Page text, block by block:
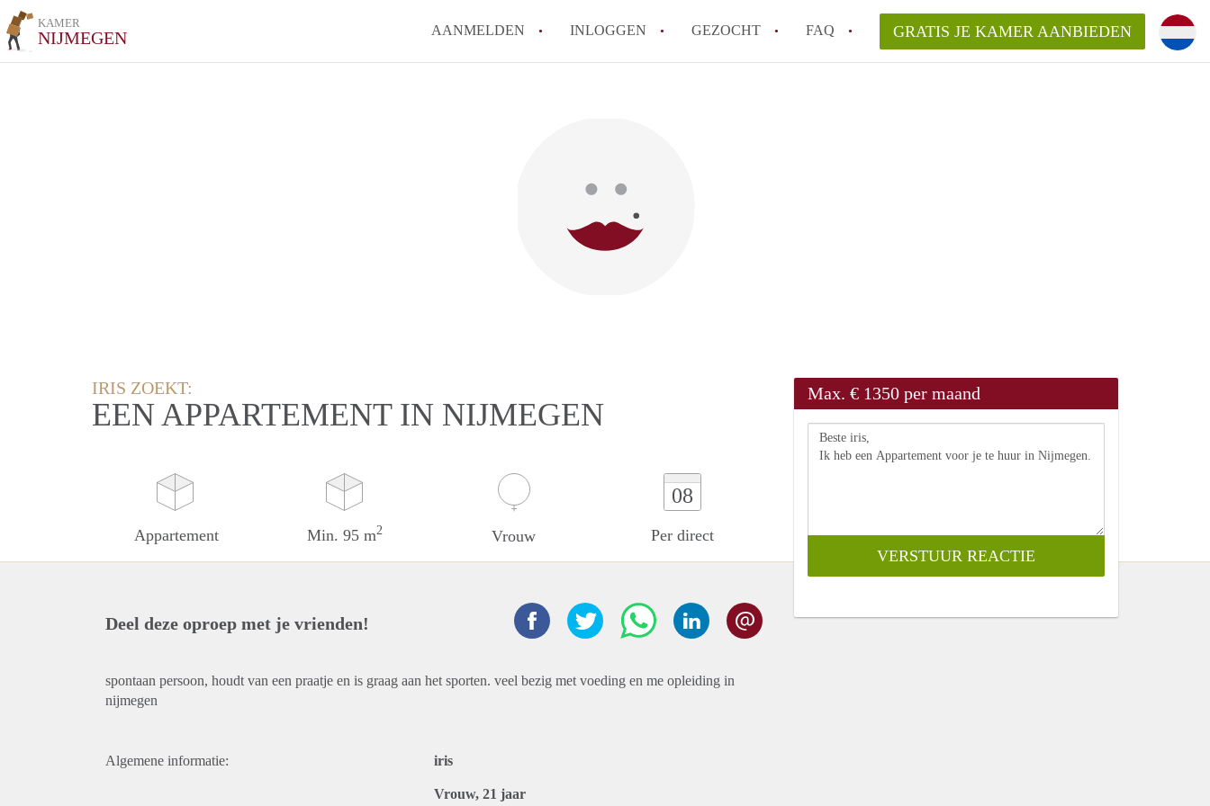
KAMER
NIJMEGEN AANMELDEN INLOGGEN GEZOCHT FAQ GRATIS JE KAMER AANBIEDEN
IRIS ZOEKT:
EEN APPARTEMENT IN NIJMEGEN
Appartement Min. 95 m2 Vrouw
08
Per direct
Max. € 1350 per maand
Deel deze oproep met je vrienden!
spontaan persoon, houdt van een praatje en is graag aan het sporten. veel bezig met voeding en me opleiding in
nijmegen
Algemene informatie: iris
Vrouw, 21 jaar